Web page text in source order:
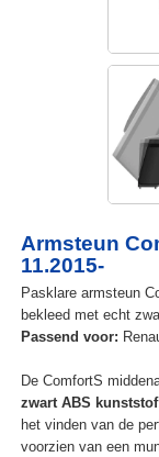
Armsteun
11.2015-
Pasklare armsteun
bekleed met echt
Passend voor:
De ComfortS
zwart ABS kunststof
het vinden van de
voorzien van een